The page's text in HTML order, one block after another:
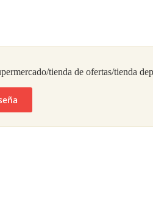
tienda de ofertas/tienda